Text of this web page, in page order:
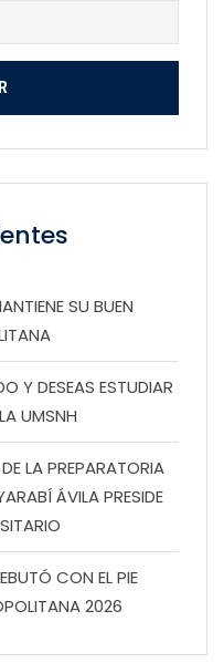
SU BUEN
Y DESEAS ESTUDIAR
UMSNH
LA PREPARATORIA
ÁVILA PRESIDE
CON EL PIE
2026